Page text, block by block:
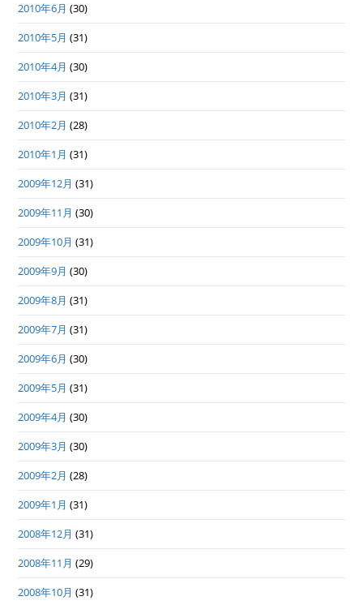
2010年6月 (30)
2010年5月 (31)
2010年4月 (30)
2010年3月 (31)
2010年2月 (28)
2010年1月 (31)
2009年12月 (31)
2009年11月 (30)
2009年10月 (31)
2009年9月 (30)
2009年8月 (31)
2009年7月 (31)
2009年6月 (30)
2009年5月 (31)
2009年4月 (30)
2009年3月 (30)
2009年2月 (28)
2009年1月 (31)
2008年12月 (31)
2008年11月 (29)
2008年10月 (31)